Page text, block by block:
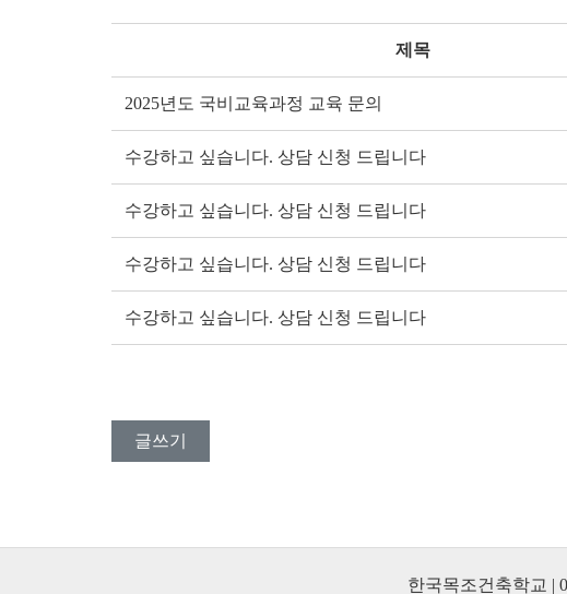
제목
2025년도 국비교육과정 교육 문의
수강하고 싶습니다. 상담 신청 드립니다
수강하고 싶습니다. 상담 신청 드립니다
수강하고 싶습니다. 상담 신청 드립니다
수강하고 싶습니다. 상담 신청 드립니다
글쓰기
한국목조건축학교 |